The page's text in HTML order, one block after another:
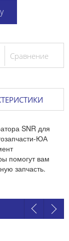
Сравнение
SNR для
ЮА
помогут вам
запчасть.